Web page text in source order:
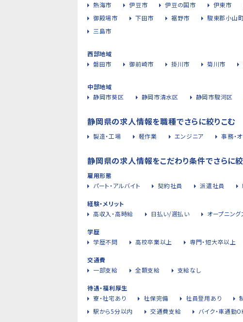
熱海市
伊豆市 伊豆の国市 伊東市
御殿場市
下田市 裾野市 駿東郡小山
三島市
西部地域
磐田市
御前崎市 掛川市 菊川市
中部地域
静岡市葵区
静岡市清水区 静岡市駿河区
静岡県の求人情報を職種でさらに絞りこむ
製造・工場 軽作業 エンジニア 事務・
静岡県の求人情報をこだわり条件でさらに
雇用形態
パート・アルバイト
契約社員 派遣社員
経験・メリット
高収入・高時給
日払い/週払い オープニング
学歴
学歴不問
高校卒業以上 専門・短大卒以上
交通費
一部支給
全額支給 支給なし
待遇・福利厚生
寮・社宅あり
社保完備 社員登用あり
駅から5分以内
交通費支給 バイク・車通勤